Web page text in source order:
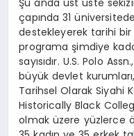
çapında 31
destekleyerek tarihi
programa şimdiye
sayısıdır. U.S. Polo
büyük devlet kurumları
Tarihsel Olarak Siyahi
Historically Black
olmak üzere yüzlerce